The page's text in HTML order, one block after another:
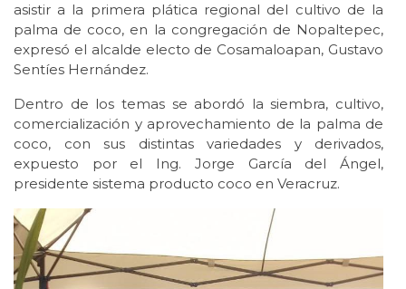
asistir a la primera plática regional del cultivo de la
palma de coco, en la congregación de Nopaltepec,
expresó el alcalde electo de Cosamaloapan, Gustavo
Sentíes Hernández.
Dentro de los temas se abordó la siembra, cultivo,
comercialización y aprovechamiento de la palma de
coco, con sus distintas variedades y derivados,
expuesto por el Ing. Jorge García del Ángel,
presidente sistema producto coco en Veracruz.